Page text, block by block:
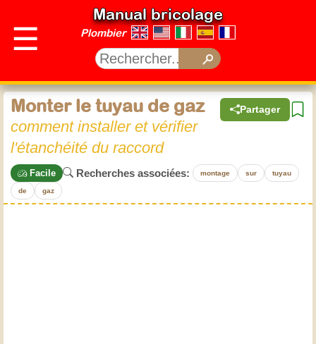
☰
Manual bricolage
Plombier
Partager
Monter le tuyau de gaz
comment installer et vérifier
l'étanchéité du raccord
Facile Recherches associées: montage sur tuyau
de gaz